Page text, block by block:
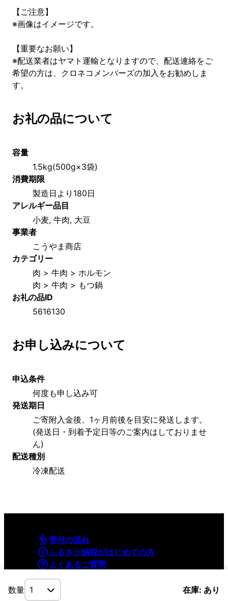
数量 在庫: あり
【ご注意】
※画像はイメージです。
【重要なお願い】
※配送業者はヤマト運輸となりますので、配送連絡をご
希望の方は、クロネコメンバーズの加入をお勧めしま
す。
お礼の品について
容量
1.5kg(500g×3袋)
消費期限
製造日より180日
アレルギー品目
小麦, 牛肉, 大豆
事業者
こうやま商店
カテゴリー
肉 > 牛肉 > ホルモン
肉 > 牛肉 > もつ鍋
お礼の品ID
5616130
お申し込みについて
申込条件
何度も申し込み可
発送期日
ご寄附入金後、1ヶ月前後を目安に発送します。
(発送日・到着予定日等のご案内はしておりませ
ん)
配送種別
冷凍配送
寄付の流れ
ふるさと納税がはじめての方
よくあるご質問
利用規約
プライバシーポリシー